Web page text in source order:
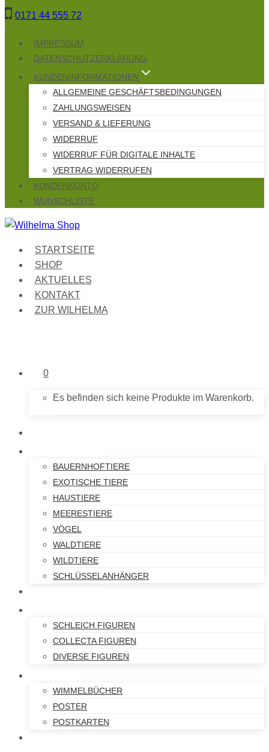
Zum
Inhalt
0171 44 555 72
IMPRESSUM
DATENSCHUTZERKLÄRUNG
KUNDENINFORMATIONEN
ALLGEMEINE GESCHÄFTSBEDINGUNGEN
ZAHLUNGSWEISEN
VERSAND & LIEFERUNG
WIDERRUF
WIDERRUF FÜR DIGITALE INHALTE
VERTRAG WIDERRUFEN
KUNDENKONTO
WUNSCHLISTE
STARTSEITE
SHOP
AKTUELLES
KONTAKT
ZUR WILHELMA
0
Es befinden sich keine Produkte im Warenkorb.
BAUERNHOFTIERE
EXOTISCHE TIERE
HAUSTIERE
MEERESTIERE
VÖGEL
WALDTIERE
WILDTIERE
SCHLÜSSELANHÄNGER
SCHLEICH FIGUREN
COLLECTA FIGUREN
DIVERSE FIGUREN
WIMMELBÜCHER
POSTER
POSTKARTEN